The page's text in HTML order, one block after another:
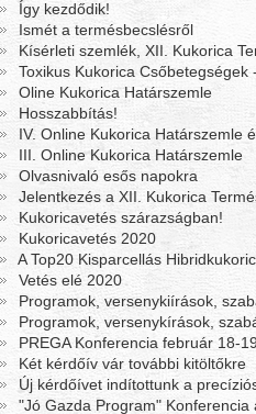
Így kezdődik!
Ismét a termésbecslésről
Kísérleti szemlék, XII. Kukorica
Toxikus Kukorica
Oline Kukorica Határszemle
Hosszabbítás!
IV. Online Kukorica Határszemle
III. Online Kukorica Határszemle
Olvasnivaló esős napokra
Jelentkezés a XII. Kukorica
Kukoricavetés szárazságban!
Kukoricavetés 2020
A Top20 Kisparcellás
Vetés elé 2020
Programok, versenykiírások,
Programok, versenykírások,
PREGA Konferencia február 18-
Két kérdőív vár további kitöltőkre
Új kérdőívet indítottunk a
"Jó Gazda Program"